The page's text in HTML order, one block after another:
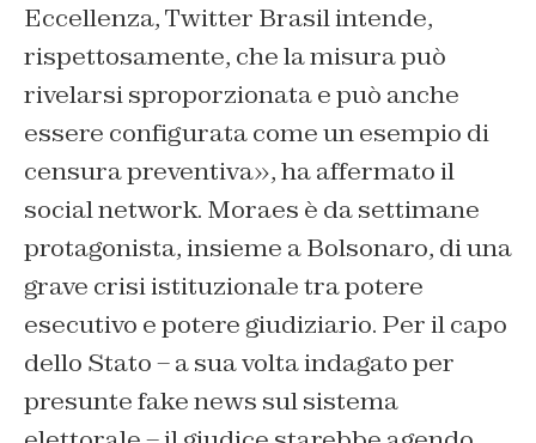
Eccellenza, Twitter Brasil intende,
rispettosamente, che la misura può
rivelarsi sproporzionata e può anche
essere configurata come un esempio di
censura preventiva», ha affermato il
social network. Moraes è da settimane
protagonista, insieme a Bolsonaro, di una
grave crisi istituzionale tra potere
esecutivo e potere giudiziario. Per il capo
dello Stato – a sua volta indagato per
presunte fake news sul sistema